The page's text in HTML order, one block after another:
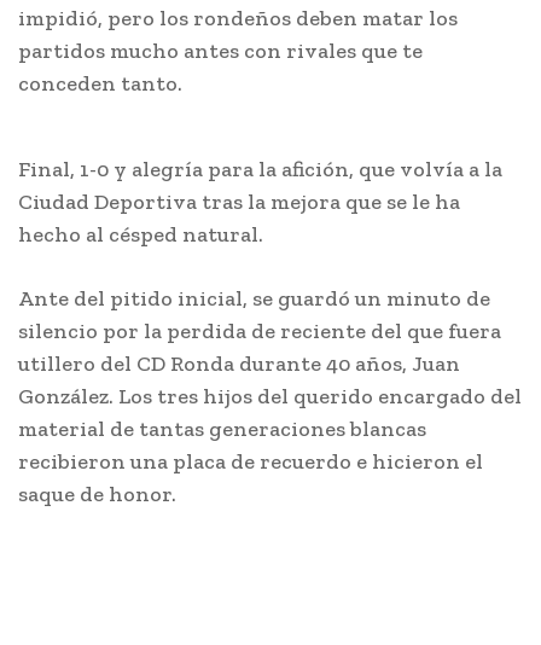
impidió, pero los rondeños deben matar los
partidos mucho antes con rivales que te
conceden tanto.
Final, 1-0 y alegría para la afición, que volvía a la
Ciudad Deportiva tras la mejora que se le ha
hecho al césped natural.
Ante del pitido inicial, se guardó un minuto de
silencio por la perdida de reciente del que fuera
utillero del CD Ronda durante 40 años, Juan
González. Los tres hijos del querido encargado del
material de tantas generaciones blancas
recibieron una placa de recuerdo e hicieron el
saque de honor.